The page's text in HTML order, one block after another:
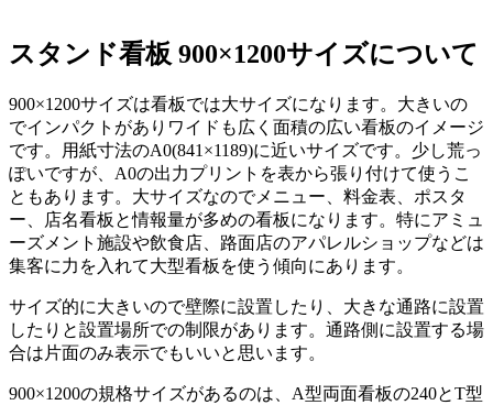
スタンド看板 900×1200サイズについて
900×1200サイズは看板では大サイズになります。大きいの
でインパクトがありワイドも広く面積の広い看板のイメージ
です。用紙寸法のA0(841×1189)に近いサイズです。少し荒っ
ぽいですが、A0の出力プリントを表から張り付けて使うこ
ともあります。大サイズなのでメニュー、料金表、ポスタ
ー、店名看板と情報量が多めの看板になります。特にアミュ
ーズメント施設や飲食店、路面店のアパレルショップなどは
集客に力を入れて大型看板を使う傾向にあります。
サイズ的に大きいので壁際に設置したり、大きな通路に設置
したりと設置場所での制限があります。通路側に設置する場
合は片面のみ表示でもいいと思います。
900×1200の規格サイズがあるのは、A型両面看板の240とT型